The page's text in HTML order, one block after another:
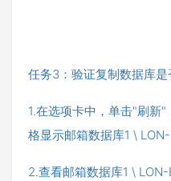
任务3：验证复制数据库
1.在选项卡中，单击"刷新
格显示邮箱数据库1 \ LON-
2.查看邮箱数据库1 \